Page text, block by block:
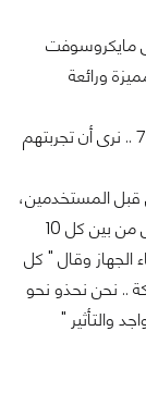
مايكروسوفت
تجربة مميزة ورائعة
وكنتيجه ، ومن ردود أفعال مستخدمي ويندوز فون 7 .. نرى أن تجربتهم
المستخدمين،
بنسبة 93% من المستخدمين الراضين و 9 أشخاص من بين كل 10
الجهاز وقال " كل
.. نحن نحذو نحو
والتأثير "